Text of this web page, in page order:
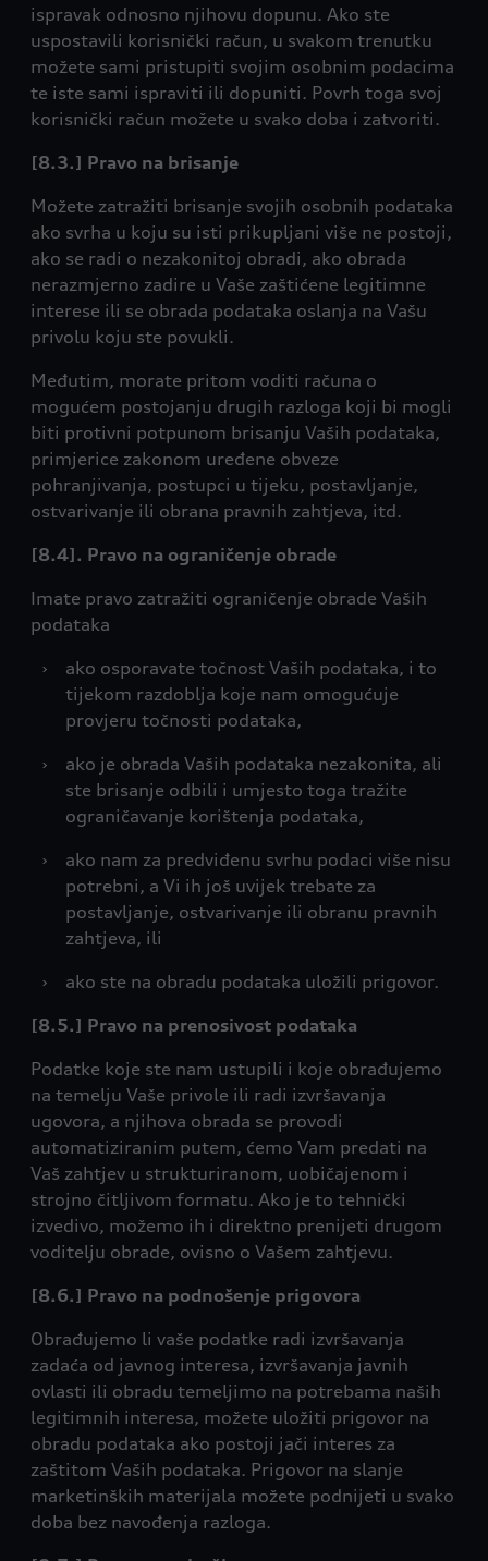
ispravak odnosno njihovu dopunu. Ako ste
uspostavili korisnički račun, u svakom trenutku
možete sami pristupiti svojim osobnim podacima
te iste sami ispraviti ili dopuniti. Povrh toga svoj
korisnički račun možete u svako doba i zatvoriti.
[8.3.] Pravo na brisanje
Možete zatražiti brisanje svojih osobnih podataka
ako svrha u koju su isti prikupljani više ne postoji,
ako se radi o nezakonitoj obradi, ako obrada
nerazmjerno zadire u Vaše zaštićene legitimne
interese ili se obrada podataka oslanja na Vašu
privolu koju ste povukli.
Međutim, morate pritom voditi računa o
mogućem postojanju drugih razloga koji bi mogli
biti protivni potpunom brisanju Vaših podataka,
primjerice zakonom uređene obveze
pohranjivanja, postupci u tijeku, postavljanje,
ostvarivanje ili obrana pravnih zahtjeva, itd.
[8.4]. Pravo na ograničenje obrade
Imate pravo zatražiti ograničenje obrade Vaših
podataka
›
ako osporavate točnost Vaših podataka, i to
tijekom razdoblja koje nam omogućuje
provjeru točnosti podataka,
›
ako je obrada Vaših podataka nezakonita, ali
ste brisanje odbili i umjesto toga tražite
ograničavanje korištenja podataka,
›
ako nam za predviđenu svrhu podaci više nisu
potrebni, a Vi ih još uvijek trebate za
postavljanje, ostvarivanje ili obranu pravnih
zahtjeva, ili
›
ako ste na obradu podataka uložili prigovor.
[8.5.] Pravo na prenosivost podataka
Podatke koje ste nam ustupili i koje obrađujemo
na temelju Vaše privole ili radi izvršavanja
ugovora, a njihova obrada se provodi
automatiziranim putem, ćemo Vam predati na
Vaš zahtjev u strukturiranom, uobičajenom i
strojno čitljivom formatu. Ako je to tehnički
izvedivo, možemo ih i direktno prenijeti drugom
voditelju obrade, ovisno o Vašem zahtjevu.
[8.6.] Pravo na podnošenje prigovora
Obrađujemo li vaše podatke radi izvršavanja
zadaća od javnog interesa, izvršavanja javnih
ovlasti ili obradu temeljimo na potrebama naših
legitimnih interesa, možete uložiti prigovor na
obradu podataka ako postoji jači interes za
zaštitom Vaših podataka. Prigovor na slanje
marketinških materijala možete podnijeti u svako
doba bez navođenja razloga.